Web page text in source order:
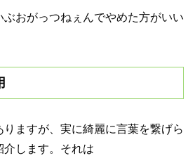
ぶおがっつねぇんでやめた方がいい
ますが、実に綺麗に言葉を繋げら
します。それは